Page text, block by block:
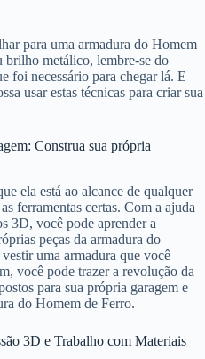
para uma armadura do Homem
brilho metálico, lembre-se do
foi necessário para chegar lá. E
usar estas técnicas para criar sua
Construa sua própria
ela está ao alcance de qualquer
ferramentas certas. Com a ajuda
3D, você pode aprender a
peças da armadura do
uma armadura que você
você pode trazer a revolução da
para sua própria garagem e
do Homem de Ferro.
3D e Trabalho com Materiais